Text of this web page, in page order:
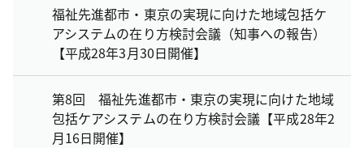
福祉先進都市・東京の実現に向けた地域包括ケ
アシステムの在り方検討会議（知事への報告）
【平成28年3月30日開催】
第8回 福祉先進都市・東京の実現に向けた地域
包括ケアシステムの在り方検討会議【平成28年2
月16日開催】